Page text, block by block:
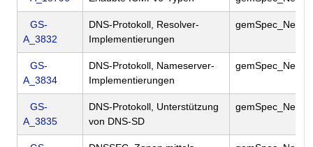
GS-
A_3832
DNS-Protokoll, Resolver-
Implementierungen
gemSpec_Net
GS-
A_3834
DNS-Protokoll, Nameserver-
Implementierungen
gemSpec_Net
GS-
A_3835
DNS-Protokoll, Unterstützung
von DNS-SD
gemSpec_Net